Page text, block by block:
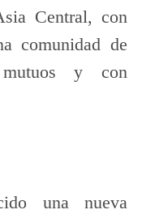
Central, con
comunidad de
y con
una nueva